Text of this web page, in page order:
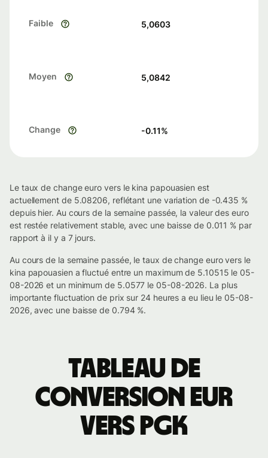
Faible 5,0603
Moyen 5,0842
Change -0.11%
Le taux de change euro vers le kina papouasien est
actuellement de 5.08206, reflétant une variation de -0.435 %
depuis hier. Au cours de la semaine passée, la valeur des euro
est restée relativement stable, avec une baisse de 0.011 % par
rapport à il y a 7 jours.
Au cours de la semaine passée, le taux de change euro vers le
kina papouasien a fluctué entre un maximum de 5.10515 le 05-
08-2026 et un minimum de 5.0577 le 05-08-2026. La plus
importante fluctuation de prix sur 24 heures a eu lieu le 05-08-
2026, avec une baisse de 0.794 %.
Tableau de
conversion EUR
vers PGK